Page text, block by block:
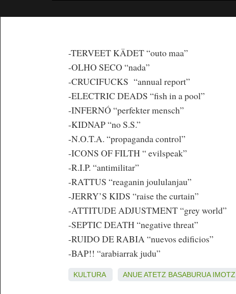
-TERVEET KÄDET “outo maa”
-OLHO SECO “nada”
-CRUCIFUCKS “annual report”
-ELECTRIC DEADS “fish in a pool”
-INFERNÓ “perfekter mensch”
-KIDNAP “no S.S.”
-N.O.T.A. “propaganda control”
-ICONS OF FILTH “ evilspeak”
-R.I.P. “antimilitar”
-RATTUS “reaganin joululanjau”
-JERRY’S KIDS “raise the curtain”
-ATTITUDE ADJUSTMENT “grey world”
-SEPTIC DEATH “negative threat”
-RUIDO DE RABIA “nuevos edificios”
-BAP!! “arabiarrak judu”
KULTURA ANUEATETZ BASABURUA IMOTZ